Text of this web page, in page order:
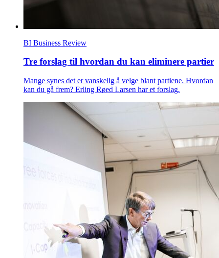
BI Business Review
Tre forslag til hvordan du kan eliminere partier
Mange synes det er vanskelig å velge blant partiene. Hvordan
kan du gå frem? Erling Røed Larsen har et forslag.